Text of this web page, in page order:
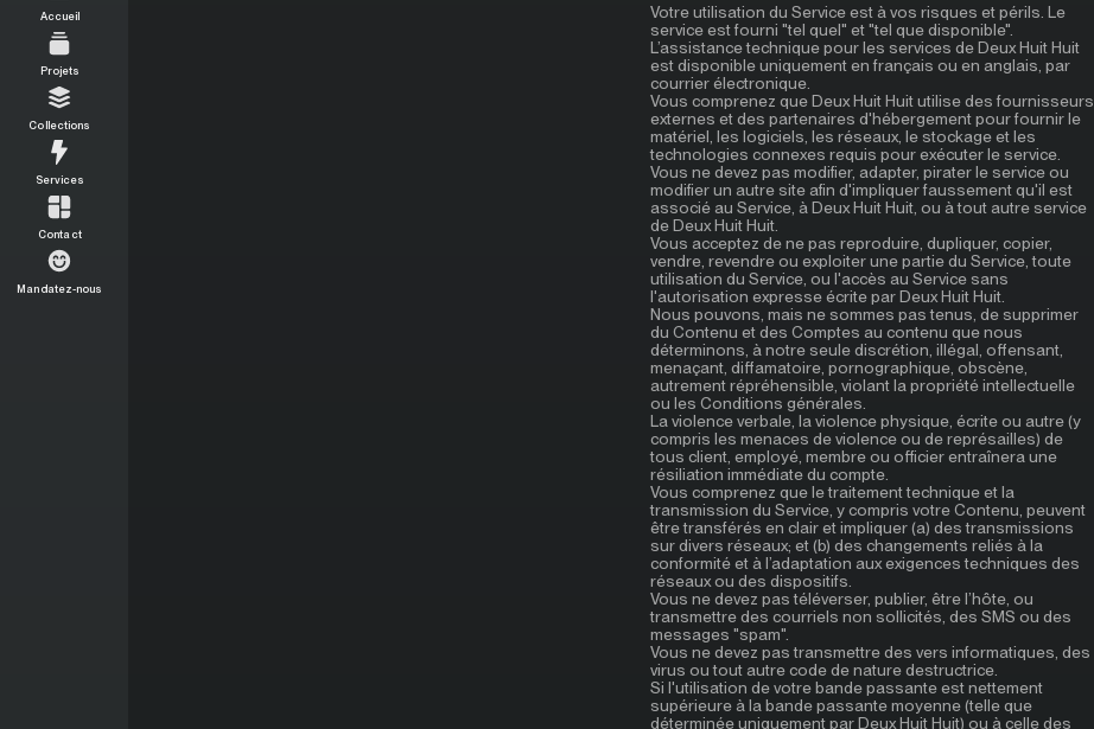
Accueil
Projets
Collections
Services
Contact
Mandatez-nous
Votre utilisation du Service est à vos risques et périls. Le
service est fourni "tel quel" et "tel que disponible".
L’assistance technique pour les services de Deux Huit Huit
est disponible uniquement en français ou en anglais, par
courrier électronique.
Vous comprenez que Deux Huit Huit utilise des fournisseurs
externes et des partenaires d'hébergement pour fournir le
matériel, les logiciels, les réseaux, le stockage et les
technologies connexes requis pour exécuter le service.
Vous ne devez pas modifier, adapter, pirater le service ou
modifier un autre site afin d'impliquer faussement qu'il est
associé au Service, à Deux Huit Huit, ou à tout autre service
de Deux Huit Huit.
Vous acceptez de ne pas reproduire, dupliquer, copier,
vendre, revendre ou exploiter une partie du Service, toute
utilisation du Service, ou l'accès au Service sans
l'autorisation expresse écrite par Deux Huit Huit.
Nous pouvons, mais ne sommes pas tenus, de supprimer
du Contenu et des Comptes au contenu que nous
déterminons, à notre seule discrétion, illégal, offensant,
menaçant, diffamatoire, pornographique, obscène,
autrement répréhensible, violant la propriété intellectuelle
ou les Conditions générales.
La violence verbale, la violence physique, écrite ou autre (y
compris les menaces de violence ou de représailles) de
tous client, employé, membre ou officier entraînera une
résiliation immédiate du compte.
Vous comprenez que le traitement technique et la
transmission du Service, y compris votre Contenu, peuvent
être transférés en clair et impliquer (a) des transmissions
sur divers réseaux; et (b) des changements reliés à la
conformité et à l’adaptation aux exigences techniques des
réseaux ou des dispositifs.
Vous ne devez pas téléverser, publier, être l’hôte, ou
transmettre des courriels non sollicités, des SMS ou des
messages "spam".
Vous ne devez pas transmettre des vers informatiques, des
virus ou tout autre code de nature destructrice.
Si l'utilisation de votre bande passante est nettement
supérieure à la bande passante moyenne (telle que
déterminée uniquement par Deux Huit Huit) ou à celle des